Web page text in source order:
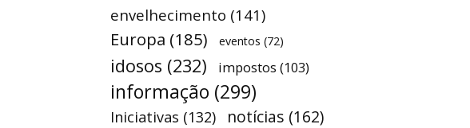
envelhecimento (141)
Europa (185) eventos (72)
idosos (232) impostos (103)
informação (299)
Iniciativas (132) notícias (162)